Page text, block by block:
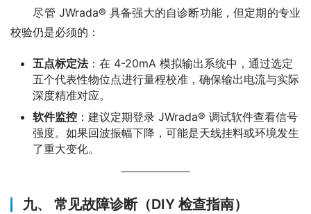
尽管 JWrada® 具备强大的自诊断功能，但定期的专业
校验仍是必须的：
五点标定法：在 4-20mA 模拟输出系统中，通过选定
五个代表性物位点进行量程校准，确保输出电流与实际
深度精准对应。
软件监控 ：建议定期登录 JWrada® 调试软件查看信号
强度。如果回波振幅下降，可能是天线挂料或环境发生
了重大变化。
九、 常见故障诊断（DIY 检查指南）